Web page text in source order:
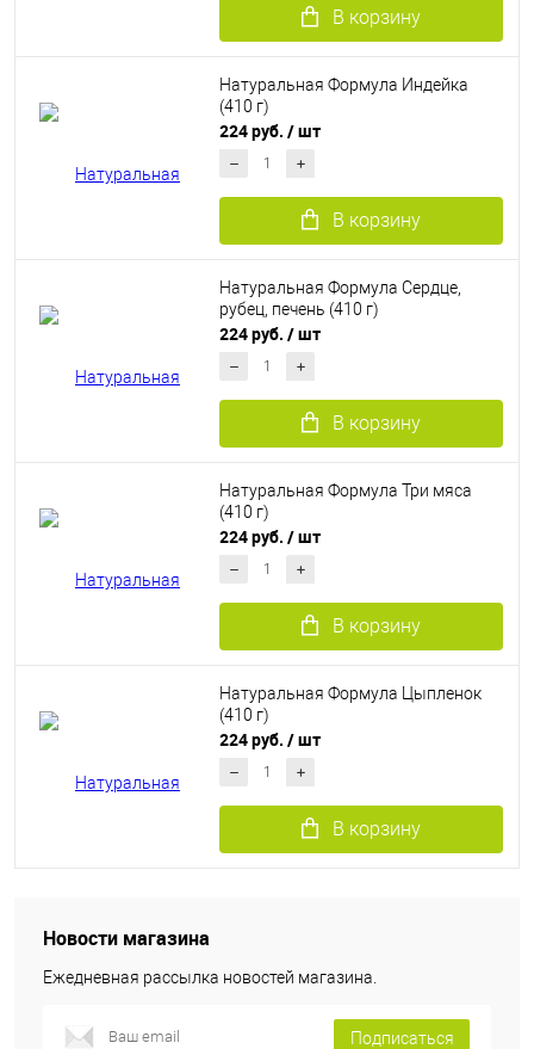
В корзину
Натуральная Формула Индейка
(410 г)
224 руб. / шт
В корзину
Натуральная Формула Сердце,
рубец, печень (410 г)
224 руб. / шт
В корзину
Натуральная Формула Три мяса
(410 г)
224 руб. / шт
В корзину
Натуральная Формула Цыпленок
(410 г)
224 руб. / шт
В корзину
Новости магазина
Ежедневная рассылка новостей магазина.
Подписаться